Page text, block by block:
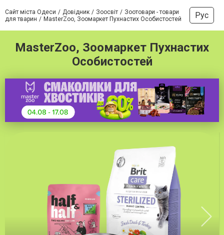
Сайт міста Одеси Довідник Зоосвіт
Зоотовари - товари
для тварин
MasterZoo, Зоомаркет Пухнастих Особистостей Рус
MasterZoo, Зоомаркет Пухнастих
Особистостей